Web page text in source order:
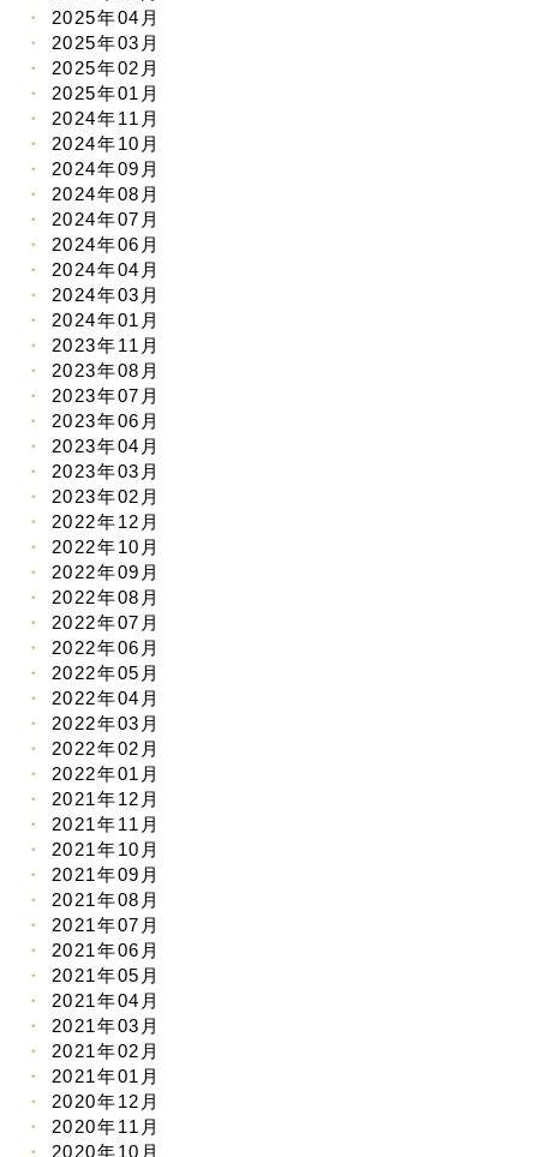
2025年04月
2025年03月
2025年02月
2025年01月
2024年11月
2024年10月
2024年09月
2024年08月
2024年07月
2024年06月
2024年04月
2024年03月
2024年01月
2023年11月
2023年08月
2023年07月
2023年06月
2023年04月
2023年03月
2023年02月
2022年12月
2022年10月
2022年09月
2022年08月
2022年07月
2022年06月
2022年05月
2022年04月
2022年03月
2022年02月
2022年01月
2021年12月
2021年11月
2021年10月
2021年09月
2021年08月
2021年07月
2021年06月
2021年05月
2021年04月
2021年03月
2021年02月
2021年01月
2020年12月
2020年11月
2020年10月